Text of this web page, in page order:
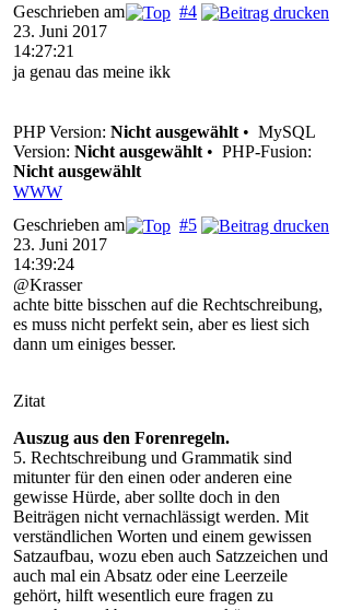
#4
Geschrieben am
23. Juni 2017
14:27:21
ja genau das meine ikk
PHP Version: Nicht ausgewählt • MySQL
Version: Nicht ausgewählt • PHP-Fusion:
Nicht ausgewählt
WWW
#5
Geschrieben am
23. Juni 2017
14:39:24
@Krasser
achte bitte bisschen auf die Rechtschreibung,
es muss nicht perfekt sein, aber es liest sich
dann um einiges besser.
Zitat
Auszug aus den Forenregeln.
5. Rechtschreibung und Grammatik sind
mitunter für den einen oder anderen eine
gewisse Hürde, aber sollte doch in den
Beiträgen nicht vernachlässigt werden. Mit
verständlichen Worten und einem gewissen
Satzaufbau, wozu eben auch Satzzeichen und
auch mal ein Absatz oder eine Leerzeile
gehört, hilft wesentlich eure fragen zu